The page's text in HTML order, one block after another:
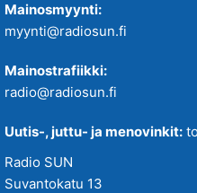
Mainosmyynti:
myynti@radiosun.fi
Mainostrafiikki:
radio@radiosun.fi
Uutis-, juttu- ja menovinkit:
Radio SUN
Suvantokatu 13